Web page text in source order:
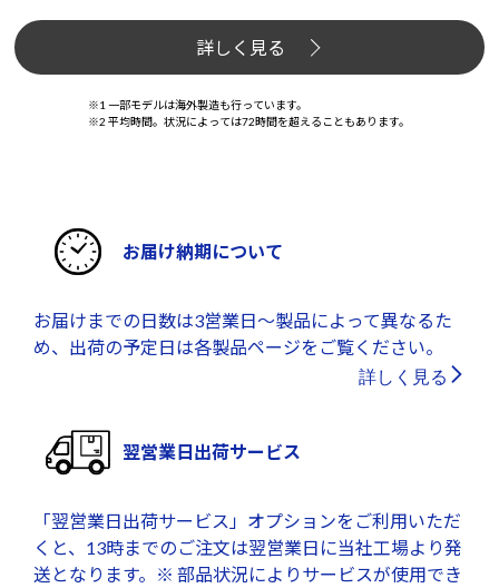
詳しく見る
※1 一部モデルは海外製造も行っています。
※2 平均時間。状況によっては72時間を超えることもあります。
お届け納期について
お届けまでの日数は3営業日～製品によって異なるた
め、出荷の予定日は各製品ページをご覧ください。
詳しく見る
翌営業日出荷サービス
「翌営業日出荷サービス」オプションをご利用いただ
くと、13時までのご注文は翌営業日に当社工場より発
送となります。※ 部品状況によりサービスが使用でき